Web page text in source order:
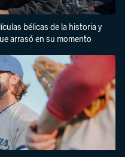
bélicas de la historia y
arrasó en su momento